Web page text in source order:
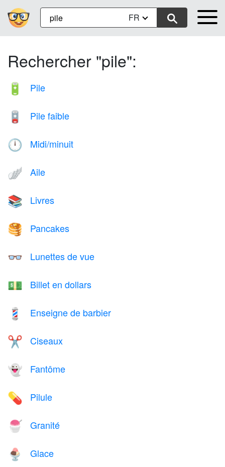
FR
Rechercher "pile":
🔋 Pile
🪫 Pile faible
🕛 Midi/minuit
🪽 Aile
📚 Livres
🥞 Pancakes
👓 Lunettes de vue
💵 Billet en dollars
💈 Enseigne de barbier
✂️ Ciseaux
👻 Fantôme
💊 Pilule
🍧 Granité
🍨 Glace